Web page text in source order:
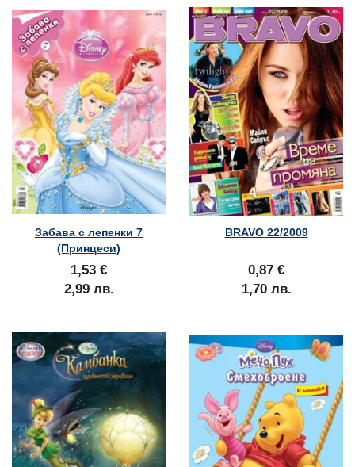
Забава с лепенки 7
(Принцеси)
1,53 €
2,99 лв.
BRAVO 22/2009
0,87 €
1,70 лв.